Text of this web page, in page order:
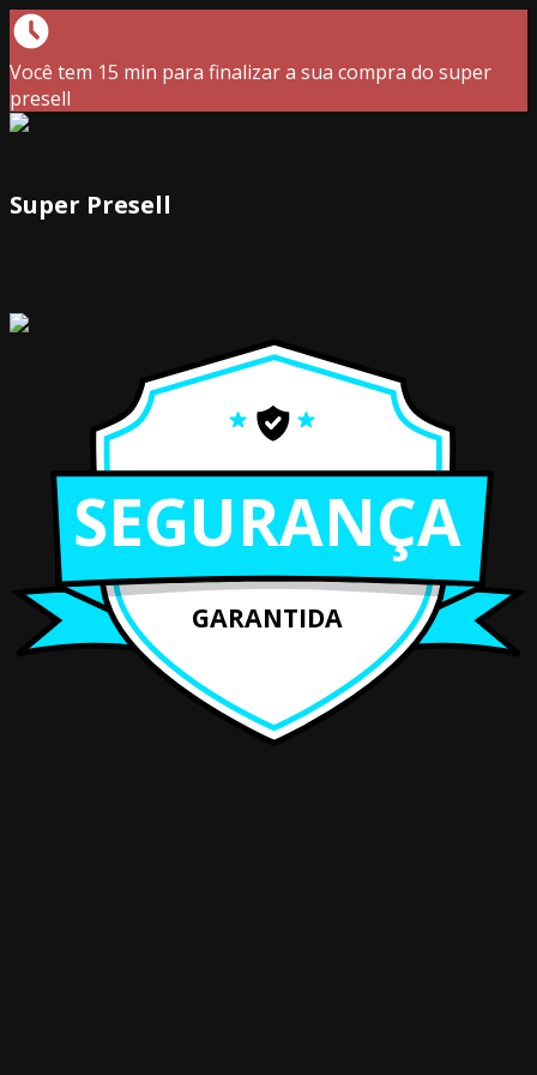
Você tem 15 min para finalizar a sua compra do super
presell
Super Presell
SEGURANÇA
GARANTIDA